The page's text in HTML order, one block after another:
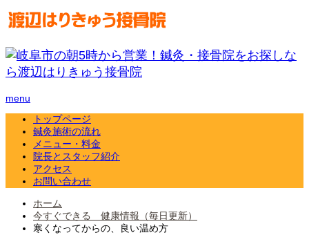
menu
トップページ
鍼灸施術の流れ
メニュー・料金
院長とスタッフ紹介
アクセス
お問い合わせ
ホーム
今すぐできる 健康情報（毎日更新）
寒くなってからの、良い温め方